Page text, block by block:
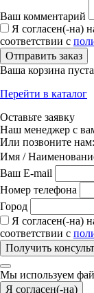
Ваш комментарий
Я согласен(-на)
соответствии с
Отправить заказ
Ваша корзина пуста
Перейти в каталог
Оставьте заявку
Наш менеджер с
Или позвоните нам:
Имя /
Ваш E-mail
Номер телефона
Город
Я согласен(-на)
соответствии с
Получить
Мы используем
Я согласен(-на)